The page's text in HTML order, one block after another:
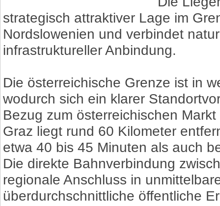
strategisch attraktiver Lage im
Nordslowenien und verbindet
infrastruktureller Anbindung.
Die österreichische Grenze ist in
wodurch sich ein klarer
Bezug zum österreichischen
Graz liegt rund 60 Kilometer
etwa 40 bis 45 Minuten als auch
Die direkte Bahnverbindung
regionale Anschluss in
überdurchschnittliche öffentliche